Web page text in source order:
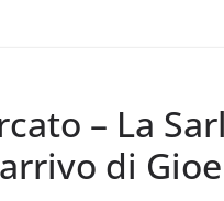
– La
di